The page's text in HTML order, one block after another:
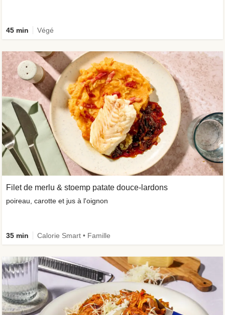
Filet de merlu & stoemp patate douce-lardons
poireau, carotte et jus à l'oignon
35 min Calorie Smart • Famille
45 min Végé